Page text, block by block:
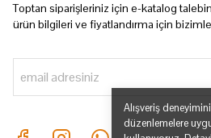
Alışveriş
düzenlemelere
Toptan siparişleriniz için e-katalog
ürün bilgileri ve fiyatlandırma için